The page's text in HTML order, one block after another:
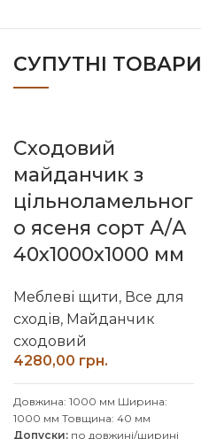
СУПУТНІ ТОВАРИ
Сходовий
майданчик з
цільноламельног
о ясеня сорт А/А
40х1000х1000 мм
Меблеві щити, Все для
сходів, Майданчик
сходовий
грн.
Довжина: 1000 мм Ширина:
1000 мм Товщина: 40 мм
Допуски: по довжині/ширині